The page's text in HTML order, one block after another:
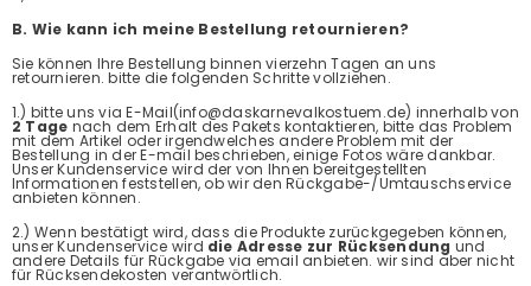
B. Wie kann ich meine Bestellung retournieren?
Sie können Ihre Bestellung binnen vierzehn Tagen an uns
retournieren. bitte die folgenden Schritte vollziehen.
1.) bitte uns via E-Mail(info@daskarnevalkostuem.de) innerhalb von
2 Tage nach dem Erhalt des Pakets kontaktieren, bitte das Problem
mit dem Artikel oder irgendwelches andere Problem mit der
Bestellung in der E-mail beschrieben, einige Fotos wäre dankbar.
Unser Kundenservice wird der von Ihnen bereitgestellten
Informationen feststellen, ob wir den Rückgabe-/Umtauschservice
anbieten können.
2.) Wenn bestätigt wird, dass die Produkte zurückgegeben können,
unser Kundenservice wird die Adresse zur Rücksendung und
andere Details für Rückgabe via email anbieten. wir sind aber nicht
für Rücksendekosten verantwörtlich.